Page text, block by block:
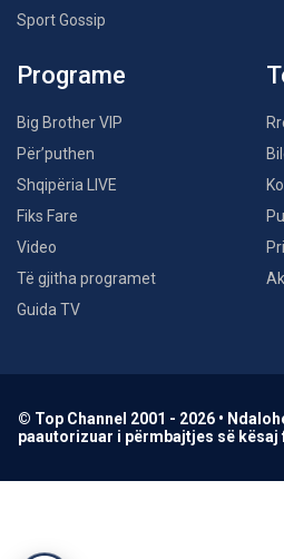
Sport Gossip
Programe
Big Brother VIP
Për’puthen
Shqipëria LIVE
Fiks Fare
Video
Të gjitha programet
Guida TV
© Top Channel 2001 - 2026 •
paautorizuar i përmbajtjes së kësaj